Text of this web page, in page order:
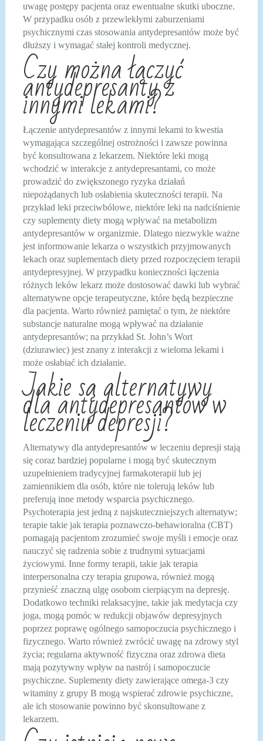
uwagę postępy pacjenta oraz ewentualne skutki uboczne.
W przypadku osób z przewlekłymi zaburzeniami
psychicznymi czas stosowania antydepresantów może być
dłuższy i wymagać stałej kontroli medycznej.
Czy można łączyć
antydepresanty z
innymi lekami?
Łączenie antydepresantów z innymi lekami to kwestia
wymagająca szczególnej ostrożności i zawsze powinna
być konsultowana z lekarzem. Niektóre leki mogą
wchodzić w interakcje z antydepresantami, co może
prowadzić do zwiększonego ryzyka działań
niepożądanych lub osłabienia skuteczności terapii. Na
przykład leki przeciwbólowe, niektóre leki na nadciśnienie
czy suplementy diety mogą wpływać na metabolizm
antydepresantów w organizmie. Dlatego niezwykle ważne
jest informowanie lekarza o wszystkich przyjmowanych
lekach oraz suplementach diety przed rozpoczęciem terapii
antydepresyjnej. W przypadku konieczności łączenia
różnych leków lekarz może dostosować dawki lub wybrać
alternatywne opcje terapeutyczne, które będą bezpieczne
dla pacjenta. Warto również pamiętać o tym, że niektóre
substancje naturalne mogą wpływać na działanie
antydepresantów; na przykład St. John’s Wort
(dziurawiec) jest znany z interakcji z wieloma lekami i
może osłabiać ich działanie.
Jakie są alternatywy
dla antydepresantów w
leczeniu depresji?
Alternatywy dla antydepresantów w leczeniu depresji stają
się coraz bardziej popularne i mogą być skutecznym
uzupełnieniem tradycyjnej farmakoterapii lub jej
zamiennikiem dla osób, które nie tolerują leków lub
preferują inne metody wsparcia psychicznego.
Psychoterapia jest jedną z najskuteczniejszych alternatyw;
terapie takie jak terapia poznawczo-behawioralna (CBT)
pomagają pacjentom zrozumieć swoje myśli i emocje oraz
nauczyć się radzenia sobie z trudnymi sytuacjami
życiowymi. Inne formy terapii, takie jak terapia
interpersonalna czy terapia grupowa, również mogą
przynieść znaczną ulgę osobom cierpiącym na depresję.
Dodatkowo techniki relaksacyjne, takie jak medytacja czy
joga, mogą pomóc w redukcji objawów depresyjnych
poprzez poprawę ogólnego samopoczucia psychicznego i
fizycznego. Warto również zwrócić uwagę na zdrowy styl
życia; regularna aktywność fizyczna oraz zdrowa dieta
mają pozytywny wpływ na nastrój i samopoczucie
psychiczne. Suplementy diety zawierające omega-3 czy
witaminy z grupy B mogą wspierać zdrowie psychiczne,
ale ich stosowanie powinno być skonsultowane z
lekarzem.